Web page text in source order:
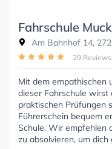
Fahrschule
Am Bahnhof 14,
29 Reviews
Mit dem empathischen
dieser Fahrschule
praktischen Prüfungen
Führerschein bequem
Schule. Wir empfehlen
zu absolvieren, um